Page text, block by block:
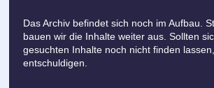
Das Archiv befindet sich noch im Aufbau.
bauen wir die Inhalte weiter aus. Sollten
gesuchten Inhalte noch nicht finden
entschuldigen.